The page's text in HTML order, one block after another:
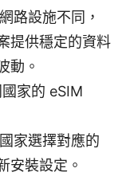
路設施不同，
提供穩定的資料
動。
家的 eSIM
家選擇對應的
安裝設定。